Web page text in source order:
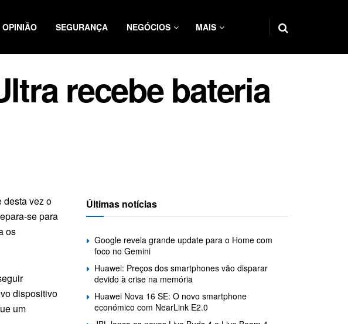
OPINIÃO SEGURANÇA NEGÓCIOS MAIS
recebe bateria
desta vez o
se para
os
dispositivo
um
Últimas notícias
Google revela grande update para o Home com
foco no Gemini
Huawei: Preços dos smartphones vão disparar
devido à crise na memória
Huawei Nova 16 SE: O novo smartphone
económico com NearLink E2.0